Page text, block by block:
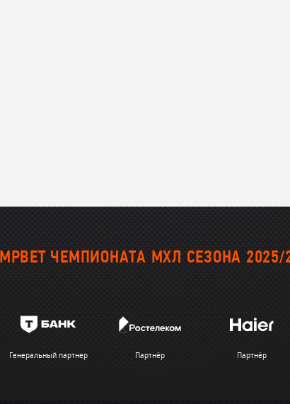
ЧЕМПИОНАТА МХЛ СЕЗОНА 2025/
Генеральный партнер Партнёр Партнёр